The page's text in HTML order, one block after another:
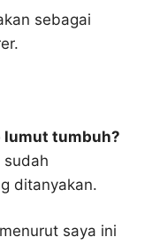
sebagai
lumut tumbuh?
sudah
ditanyakan.
menurut saya ini